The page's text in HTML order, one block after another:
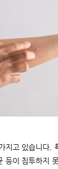
지고 있습니다.
등이 침투하지